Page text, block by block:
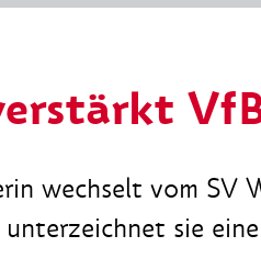
wechselt vom SV
sie